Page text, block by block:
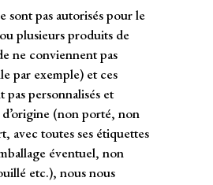
sont pas autorisés pour le
plusieurs produits de
ne conviennent pas
par exemple) et ces
pas personnalisés et
d’origine (non porté, non
avec toutes ses étiquettes
éventuel, non
etc.), nous nous